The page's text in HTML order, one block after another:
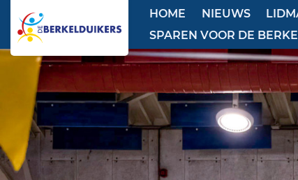
HOME NIEUWS
SPAREN VOOR DE